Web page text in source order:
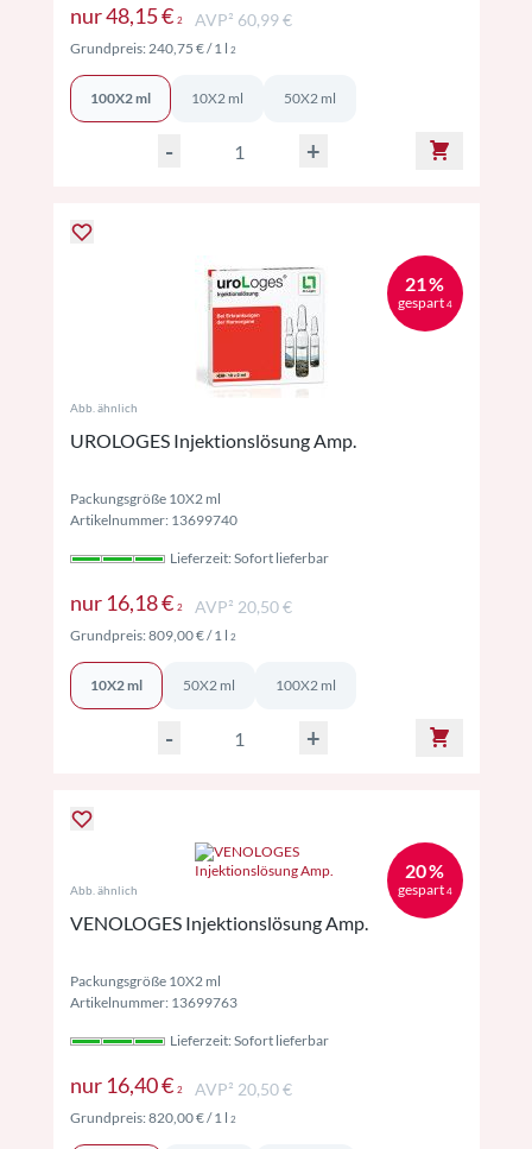
nur48,15 € 2Preise inkl. MwSt. ggf. zzgl. Versand
AVP² 60,99 €
Grundpreis:240,75 €/ 1 l 2Preise inkl. MwSt. ggf. zzgl. Versand
100X2 ml 10X2 ml 50X2 ml
- +
21 %
gespart 4
Abb. ähnlich
UROLOGES Injektionslösung Amp.
Packungsgröße 10X2 ml
Artikelnummer: 13699740
Lieferzeit: Sofort lieferbar
nur 16,18 € 2Preise inkl. MwSt. ggf. zzgl. Versand
AVP² 20,50 €
Grundpreis:809,00 €/ 1 l 2Preise inkl. MwSt. ggf. zzgl. Versand
10X2 ml 50X2 ml 100X2 ml
- +
20 %
gespart 4
Abb. ähnlich
VENOLOGES Injektionslösung Amp.
Packungsgröße 10X2 ml
Artikelnummer: 13699763
Lieferzeit: Sofort lieferbar
nur 16,40 € 2Preise inkl. MwSt. ggf. zzgl. Versand
AVP² 20,50 €
Grundpreis:820,00 €/ 1 l 2Preise inkl. MwSt. ggf. zzgl. Versand